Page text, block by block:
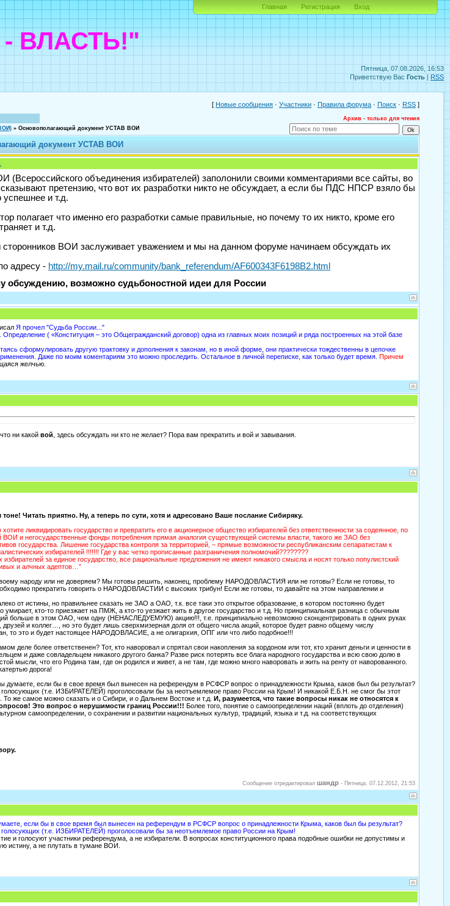
Пятница, 07.08.2026, 16:53
Приветствую Вас Гость | RSS
- ВЛАСТЬ!"
Главная Регистрация Вход
[ Новые сообщения · Участники · Правила форума · Поиск · RSS ]
Архив - только для чтения
» Основополагающий документ УСТАВ ВОИ
документ УСТАВ ВОИ
(Всероссийского объединения избирателей) заполонили своими комментариями все сайты, во
претензию, что вот их разработки никто не обсуждает, а если бы ПДС НПСР взяло бы
успешнее и т.д.
полагает что именно его разработки самые правильные, но почему то их никто, кроме его
и т.д.
сторонников ВОИ заслуживает уважением и мы на данном форуме начинаем обсуждать их
адресу - http://my.mail.ru/community/bank_referendum/AF600343F6198B2.html
обсуждению, возможно судьбоностной идеи для России
Я прочел "Судьба России..."
( «Конституция – это Общегражданский договор) одна из главных моих позиций и ряда построенных на этой базе
сформулировать другую трактовку и дополнения к законам, но в иной форме, они практически тождественны в цепочке
Даже по моим коментариям это можно проследить. Остальное в личной переписке, как только будет время. Причем
желчью.
ни какой вой , здесь обсуждать ни кто не желает? Пора вам прекратить и вой и завывания.
Читать приятно. Ну, а теперь по сути, хотя и адресовано Ваше послание Сибиряку.
ликвидировать государство и превратить его в акционерное общество избирателей без ответственности за содеянное, по
ВОИ и негосударственные фонды потребления прямая аналогия существующей системы власти, такого же ЗАО без
государства. Лишение государства контроля за территорией, – прямые возможности республиканским сепаратистам к
избирателей !!!!!!! Где у вас четко прописанные разграничения полномочий????????
избирателей за единое государство, все рациональные предложения не имеют никакого смысла и носят только популистский
и алчных адептов…”
народу или не доверяем? Мы готовы решить, наконец, проблему НАРОДОВЛАСТИЯ или не готовы? Если не готовы, то
прекратить говорить о НАРОДОВЛАСТИИ с высоких трибун! Если же готовы, то давайте на этом направлении и
от истины, но правильнее сказать не ЗАО а ОАО, т.к. все таки это открытое образование, в котором постоянно будет
умирает, кто-то приезжает на ПМЖ, а кто-то уезжает жить в другое государство и т.д. Но принципиальная разница с обычным
больше в этом ОАО, чем одну (НЕНАСЛЕДУЕМУЮ) акцию!!!, т.е. принципиально невозможно сконцентрировать в одних руках
и коллег…, но это будет лишь сверхмизерная доля от общего числа акций, которое будет равно общему числу
то это и будет настоящее НАРОДОВЛАСИЕ, а не олигархия, ОПГ или что либо подобное!!!
деле более ответственен? Тот, кто наворовал и спрятал свои накопления за кордоном или тот, кто хранит деньги и ценности в
и даже совладельцем никакого другого банка? Разве риск потерять все блага народного государства и всю свою долю в
мысли, что его Родина там, где он родился и живет, а не там, где можно много наворовать и жить на ренту от наворованного.
дорога!
думаете, если бы в свое время был вынесен на референдум в РСФСР вопрос о принадлежности Крыма, каков был бы результат?
(т.е. ИЗБИРАТЕЛЕЙ) проголосовали бы за неотъемлемое право России на Крым! И никакой Е.Б.Н. не смог бы этот
же самое можно сказать и о Сибири, и о Дальнем Востоке и т.д. И, разумеется, что такие вопросы никак не относятся к
Это вопрос о нерушимости границ России!!! Более того, понятие о самоопределении наций (вплоть до отделения)
самоопределении, о сохранении и развитии национальных культур, традиций, языка и т.д. на соответствующих
Сообщение отредактировал шандр - Пятница, 07.12.2012, 21:53
если бы в свое время был вынесен на референдум в РСФСР вопрос о принадлежности Крыма, каков был бы результат?
(т.е. ИЗБИРАТЕЛЕЙ) проголосовали бы за неотъемлемое право России на Крым!
и голосуют участники референдума, а не избиратели. В вопросах конституционного права подобные ошибки не допустимы и
истину, а не плутать в тумане ВОИ.